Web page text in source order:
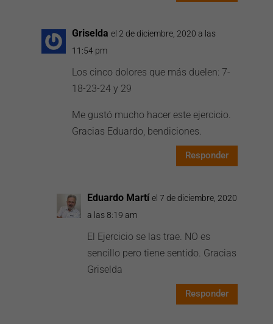
Griselda el 2 de diciembre, 2020 a las
11:54 pm
Los cinco dolores que más duelen: 7-
18-23-24 y 29
Me gustó mucho hacer este ejercicio.
Gracias Eduardo, bendiciones.
Responder
Eduardo Martí el 7 de diciembre, 2020
a las 8:19 am
El Ejercicio se las trae. NO es
sencillo pero tiene sentido. Gracias
Griselda
Responder